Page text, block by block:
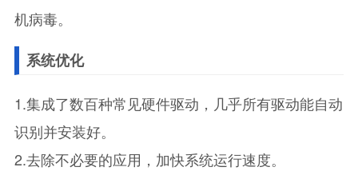
机病毒。
系统优化
1.集成了数百种常见硬件驱动，几乎所有驱动能自动
识别并安装好。
2.去除不必要的应用，加快系统运行速度。